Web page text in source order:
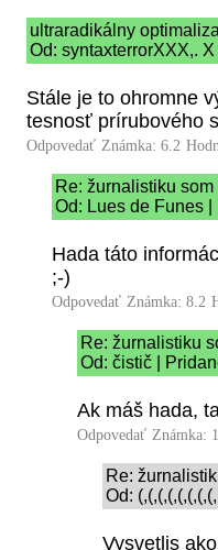
ultraradikálny
Od: syntaxterrorXXX,.
Stále je to ohromne
tesnosť prírubového
Odpovedať Známka: 6.2
Re: žurnalistiku
Od: Lues de Funes
Hada táto
;-)
Odpovedať Známka: 8.2
Re: žurnalistiku
Od: čistič |
Ak máš hada,
Odpovedať Známka:
Re:
Od:
Vysvetlis